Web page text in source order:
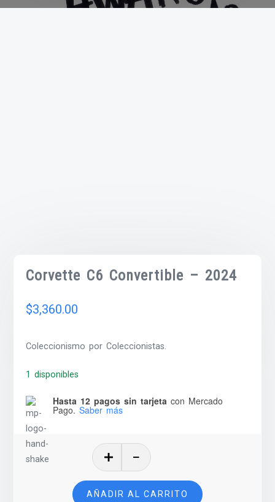
Corvette C6 Convertible – 2024
$3,360.00
Coleccionismo por Coleccionistas.
1 disponibles
Hasta 12 pagos sin tarjeta con Mercado
Pago. Saber más
Convertible
–
AÑADIR AL CARRITO